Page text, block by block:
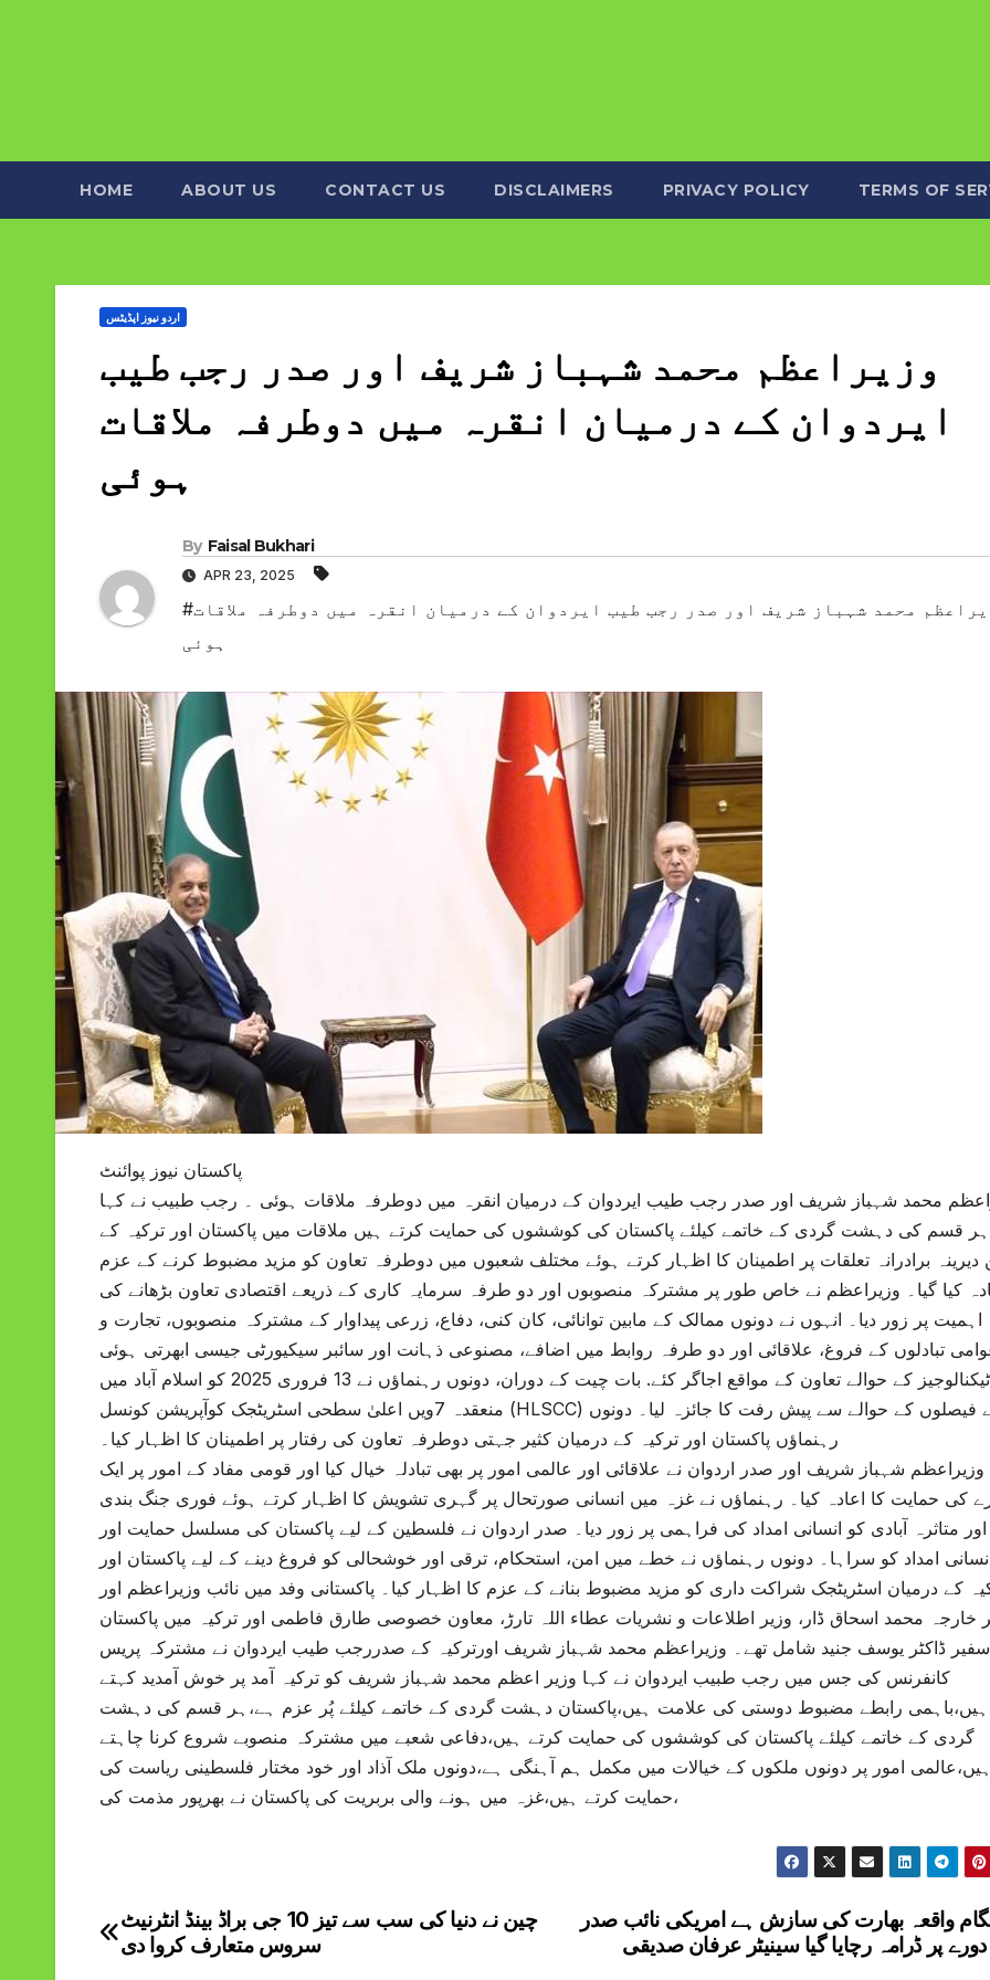
HOME ABOUT US CONTACT US DISCLAIMERS PRIVACY POLICY TERMS OF
اردو نیوز اپڈیٹس
وزیراعظم محمد شہباز شریف اور صدر رجب طیب
ایردوان کے درمیان انقرہ میں دوطرفہ ملاقات
ہوئی
By Faisal Bukhari
APR 23, 2025
#وزیراعظم محمد شہباز شریف اور صدر رجب طیب ایردوان کے درمیان انقرہ میں دوطرفہ ملاقات
ہوئی
پاکستان نیوز پوائنٹ
محمد شہباز شریف اور صدر رجب طیب ایردوان کے درمیان انقرہ میں دوطرفہ ملاقات ہوئی ۔ رجب طبیب نے کہا
ہر قسم کی دہشت گردی کے خاتمے کیلئے پاکستان کی کوششوں کی حمایت کرتے ہیں ملاقات میں پاکستان اور ترکیہ کے
دیرینہ برادرانہ تعلقات پر اطمینان کا اظہار کرتے ہوئے مختلف شعبوں میں دوطرفہ تعاون کو مزید مضبوط کرنے کے عزم
کیا گیا۔ وزیراعظم نے خاص طور پر مشترکہ منصوبوں اور دو طرفہ سرمایہ کاری کے ذریعے اقتصادی تعاون بڑھانے کی
اہمیت پر زور دیا۔ انہوں نے دونوں ممالک کے مابین توانائی، کان کنی، دفاع، زرعی پیداوار کے مشترکہ منصوبوں، تجارت و
تبادلوں کے فروغ، علاقائی اور دو طرفہ روابط میں اضافے، مصنوعی ذہانت اور سائبر سیکیورٹی جیسی ابھرتی ہوئی
ٹیکنالوجیز کے حوالے تعاون کے مواقع اجاگر کئے. بات چیت کے دوران، دونوں رہنماؤں نے 13 فروری 2025 کو اسلام آباد میں
منعقدہ 7ویں اعلیٰ سطحی اسٹریٹجک کوآپریشن کونسل (HLSCC) کے فیصلوں کے حوالے سے پیش رفت کا جائزہ لیا۔ دونوں
رہنماؤں پاکستان اور ترکیہ کے درمیان کثیر جہتی دوطرفہ تعاون کی رفتار پر اطمینان کا اظہار کیا۔
وزیراعظم شہباز شریف اور صدر اردوان نے علاقائی اور عالمی امور پر بھی تبادلہ خیال کیا اور قومی مفاد کے امور پر ایک
کی حمایت کا اعادہ کیا۔ رہنماؤں نے غزہ میں انسانی صورتحال پر گہری تشویش کا اظہار کرتے ہوئے فوری جنگ بندی
اور متاثرہ آبادی کو انسانی امداد کی فراہمی پر زور دیا۔ صدر اردوان نے فلسطین کے لیے پاکستان کی مسلسل حمایت اور
امداد کو سراہا۔ دونوں رہنماؤں نے خطے میں امن، استحکام، ترقی اور خوشحالی کو فروغ دینے کے لیے پاکستان اور
کے درمیان اسٹریٹجک شراکت داری کو مزید مضبوط بنانے کے عزم کا اظہار کیا۔ پاکستانی وفد میں نائب وزیراعظم اور
خارجہ محمد اسحاق ڈار، وزیر اطلاعات و نشریات عطاء اللہ تارڑ، معاون خصوصی طارق فاطمی اور ترکیہ میں پاکستان
ڈاکٹر یوسف جنید شامل تھے۔ وزیراعظم محمد شہباز شریف اورترکیہ کے صدررجب طیب ایردوان نے مشترکہ پریس
کانفرنس کی جس میں رجب طبیب ایردوان نے کہا وزیر اعظم محمد شہباز شریف کو ترکیہ آمد پر خوش آمدید کہتے
ہیں،باہمی رابطے مضبوط دوستی کی علامت ہیں،پاکستان دہشت گردی کے خاتمے کیلئے پُر عزم ہے،ہر قسم کی دہشت
گردی کے خاتمے کیلئے پاکستان کی کوششوں کی حمایت کرتے ہیں،دفاعی شعبے میں مشترکہ منصوبے شروع کرنا چاہتے
امور پر دونوں ملکوں کے خیالات میں مکمل ہم آہنگی ہے،دونوں ملک آذاد اور خود مختار فلسطینی ریاست کی
حمایت کرتے ہیں،غزہ میں ہونے والی بربریت کی پاکستان نے بھرپور مذمت کی،
Post
واقعہ بھارت کی سازش ہے امریکی نائب صدر
پر ڈرامہ رچایا گیا سینیٹر عرفان صدیقی
چین نے دنیا کی سب سے تیز 10 جی براڈ بینڈ انٹرنیٹ
سروس متعارف کروا دی